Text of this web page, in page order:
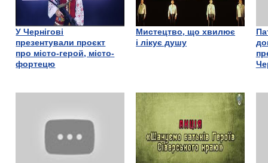
У Чернігові
презентували проєкт
про місто-герой, місто-
фортецю
Мистецтво, що хвилює
і лікує душу